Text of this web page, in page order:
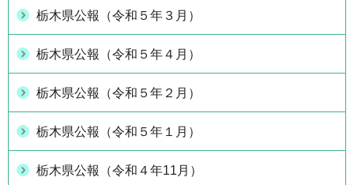
栃木県公報（令和５年３月）
栃木県公報（令和５年４月）
栃木県公報（令和５年２月）
栃木県公報（令和５年１月）
栃木県公報（令和４年11月）